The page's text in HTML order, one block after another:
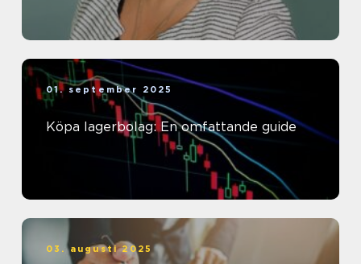
01. september 2025
Köpa lagerbolag: En omfattande guide
03. augusti 2025